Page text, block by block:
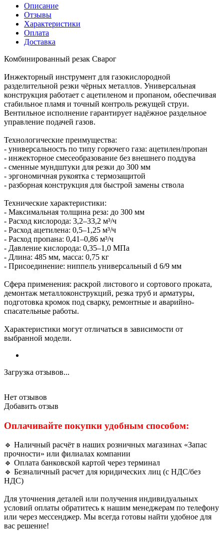
Описание
Отзывы
Характеристики
Оплата
Доставка
Комбинированный резак Сварог
Инжекторный инструмент для газокислородной
разделительной резки чёрных металлов. Универсальная
конструкция работает с ацетиленом и пропаном, обеспечивая
стабильное пламя и точный контроль режущей струи.
Вентильное исполнение гарантирует надёжное раздельное
управление подачей газов.
Технологические преимущества:
- универсальность по типу горючего газа: ацетилен/пропан
- инжекторное смесеобразование без внешнего поддува
- сменные мундштуки для резки до 300 мм
- эргономичная рукоятка с термозащитой
- разборная конструкция для быстрой замены ствола
Технические характеристики:
- Максимальная толщина реза: до 300 мм
- Расход кислорода: 3,2–33,2 м³/ч
- Расход ацетилена: 0,5–1,25 м³/ч
- Расход пропана: 0,41–0,86 м³/ч
- Давление кислорода: 0,35–1,0 МПа
- Длина: 485 мм, масса: 0,75 кг
- Присоединение: ниппель универсальный d 6/9 мм
Сфера применения: раскрой листового и сортового проката,
демонтаж металлоконструкций, резка труб и арматуры,
подготовка кромок под сварку, ремонтные и аварийно-
спасательные работы.
Характеристики могут отличаться в зависимости от
выбранной модели.
Загрузка отзывов...
Нет отзывов
Добавить отзыв
Оплачивайте покупки удобным способом:
🔹 Наличный расчёт в наших розничных магазинах «Запас
прочности» или филиалах компании
🔹 Оплата банковской картой через терминал
🔹 Безналичный расчет для юридических лиц (с НДС/без
НДС)
Для уточнения деталей или получения индивидуальных
условий оплаты обратитесь к нашим менеджерам по телефону
или через мессенджер. Мы всегда готовы найти удобное для
вас решение!